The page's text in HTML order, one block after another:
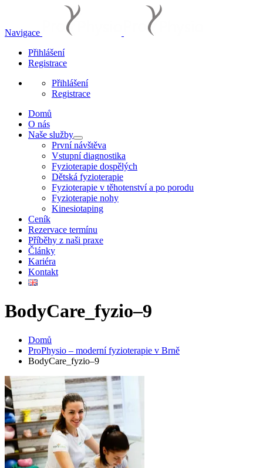
Navigace
Přihlášení
Registrace
Přihlášení
Registrace
Domů
O nás
Naše služby
První návštěva
Vstupní diagnostika
Fyzioterapie dospělých
Dětská fyzioterapie
Fyzioterapie v těhotenství a po porodu
Fyzioterapie nohy
Kinesiotaping
Ceník
Rezervace termínu
Příběhy z naši praxe
Články
Kariéra
Kontakt
BodyCare_fyzio–9
Domů
ProPhysio – moderní fyzioterapie v Brně
BodyCare_fyzio–9